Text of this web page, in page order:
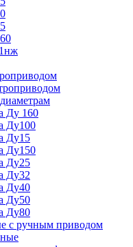
Ду 160
Ду100
Ду15
Ду150
Ду25
Ду32
Ду40
Ду50
Ду80
с ручным приводом